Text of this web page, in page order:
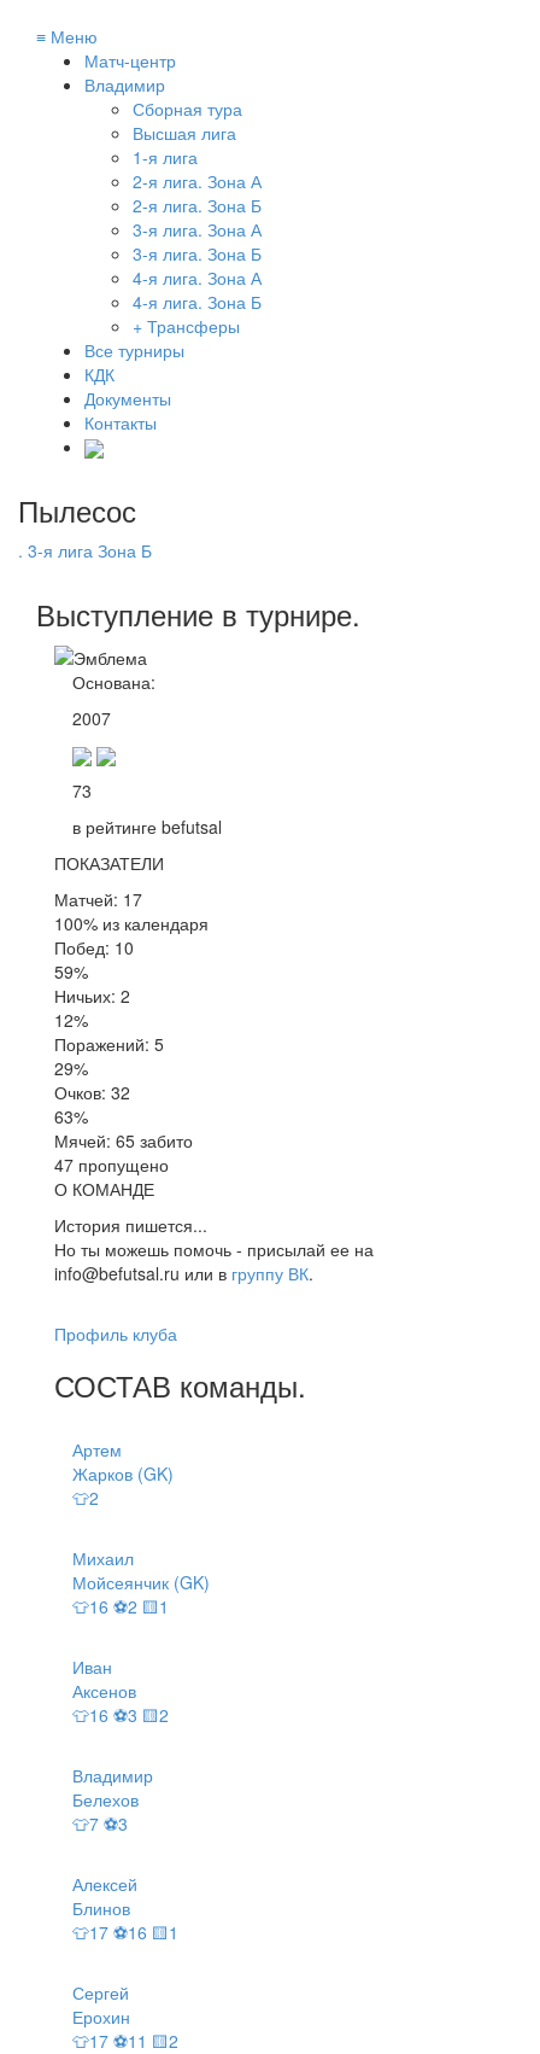
≡ Меню
Матч-центр
Владимир
Сборная тура
Высшая лига
1-я лига
2-я лига. Зона А
2-я лига. Зона Б
3-я лига. Зона А
3-я лига. Зона Б
4-я лига. Зона А
4-я лига. Зона Б
+ Трансферы
Все турниры
КДК
Документы
Контакты
Пылесос
. 3-я лига Зона Б
Выступление в турнире.
Основана:
2007
73
в рейтинге befutsal
ПОКАЗАТЕЛИ
Матчей: 17
100% из календаря
Побед: 10
59%
Ничьих: 2
12%
Поражений: 5
29%
Очков: 32
63%
Мячей: 65 забито
47 пропущено
О КОМАНДЕ
История пишется...
Но ты можешь помочь - присылай ее на
info@befutsal.ru или в группу ВК.
Профиль клуба
СОСТАВ команды.
Артем
Жарков (GK)
👕2
Михаил
Мойсеянчик (GK)
👕16 ⚽2 🟨1
Иван
Аксенов
👕16 ⚽3 🟨2
Владимир
Белехов
👕7 ⚽3
Алексей
Блинов
👕17 ⚽16 🟨1
Сергей
Ерохин
👕17 ⚽11 🟨2